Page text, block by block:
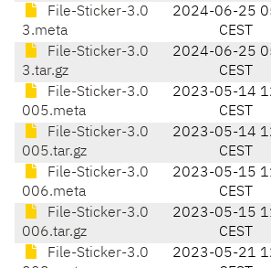
File-Sticker-3.0
3.meta
2024-06-25
CEST
File-Sticker-3.0
3.tar.gz
2024-06-25
CEST
File-Sticker-3.0
005.meta
2023-05-14
CEST
File-Sticker-3.0
005.tar.gz
2023-05-14
CEST
File-Sticker-3.0
006.meta
2023-05-15
CEST
File-Sticker-3.0
006.tar.gz
2023-05-15
CEST
File-Sticker-3.0
2023-05-21